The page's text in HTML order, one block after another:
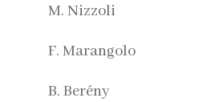
M. Nizzoli
F. Marangolo
B. Berény